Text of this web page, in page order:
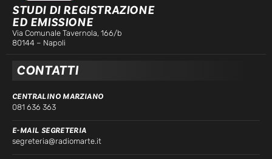
STUDI DI REGISTRAZIONE
ED EMISSIONE
Via Comunale Tavernola, 166/b
80144 – Napoli
CONTATTI
CENTRALINO MARZIANO
081 636 363
E-MAIL SEGRETERIA
segreteria@radiomarte.it